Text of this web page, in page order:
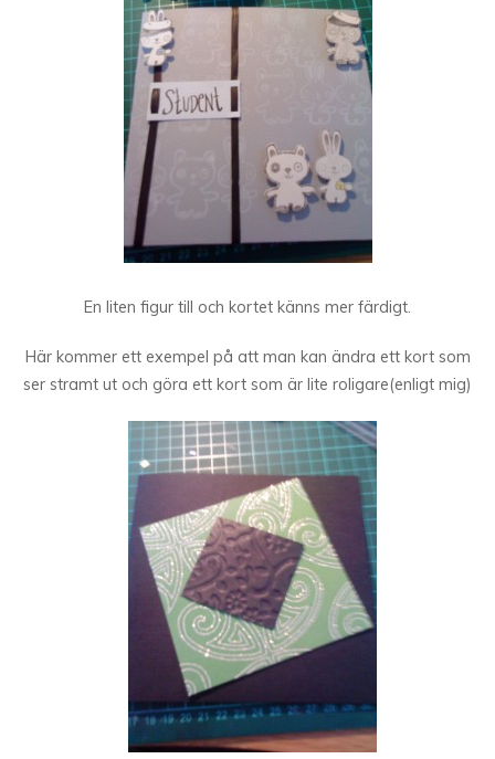
En liten figur till och kortet känns mer färdigt.
Här kommer ett exempel på att man kan ändra ett kort som
ser stramt ut och göra ett kort som är lite roligare(enligt mig)